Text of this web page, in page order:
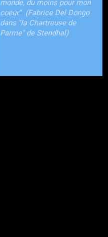
monde, du moins pour mon
coeur" (Fabrice Del Dongo
dans "la Chartreuse de
Parme" de Stendhal)